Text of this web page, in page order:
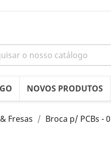
NOVOS PRODUTOS
Fresas Broca p/ PCBs -